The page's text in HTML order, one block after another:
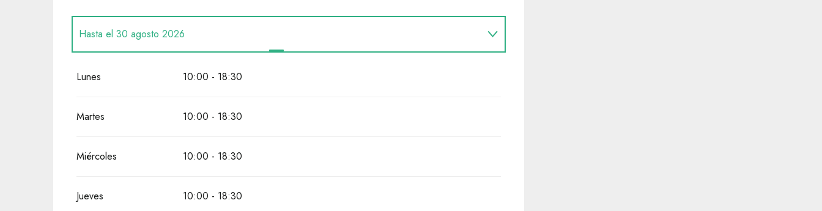
12 abril 2026
Hasta el 30 agosto 2026
Lunes 10:00 - 18:30
Martes 10:00 - 18:30
Miércoles 10:00 - 18:30
Jueves 10:00 - 18:30